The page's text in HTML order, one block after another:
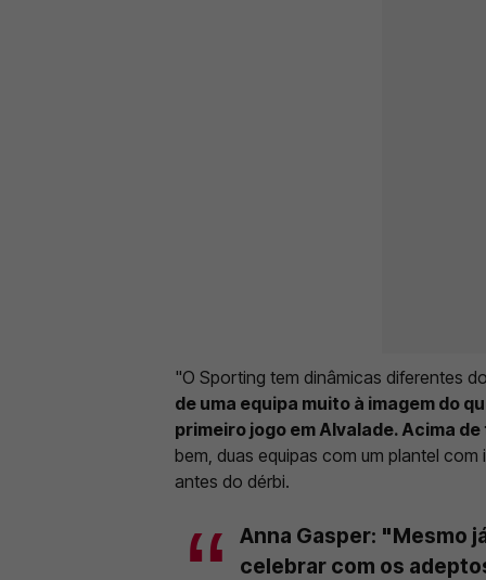
"O Sporting tem dinâmicas diferentes
de uma equipa muito à imagem do
primeiro jogo em Alvalade. Acima
bem, duas equipas com um plantel
antes do dérbi.
Anna Gasper: "Mesmo
celebrar com os